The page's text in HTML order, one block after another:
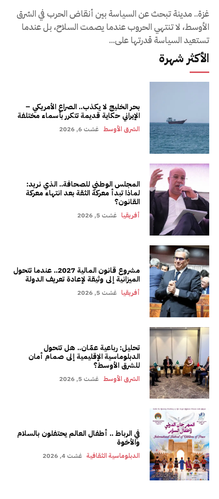
غزة.. مدينة تبحث عن السياسة بين أنقاض الحرب في الشرق
الأوسط، لا تنتهي الحروب عندما يصمت السلاح، بل عندما
تستعيد السياسة قدرتها على...
الأكثر شهرة
بحر الخليج لا يكذب.. الصراع الأمريكي –
الإيراني حكاية قديمة تتكرر بأسماء مختلفة
الشرق الأوسط غشت 6, 2026
المجلس الوطني للصحافة.. الذي نريد:
لماذا تبدأ معركة الثقة بعد انتهاء معركة
القانون؟
أفريقيا غشت 5, 2026
مشروع قانون المالية 2027.. عندما تتحول
الميزانية إلى وثيقة لإعادة تعريف الدولة
أفريقيا غشت 5, 2026
تحليل: رباعية عمّان.. هل تتحول
الدبلوماسية الإقليمية إلى صمام أمان
للشرق الأوسط؟
الشرق الأوسط غشت 5, 2026
في الرباط .. أطفال العالم يحتفلون بالسلام
والأخوة
الدبلوماسية الثقافية غشت 4, 2026